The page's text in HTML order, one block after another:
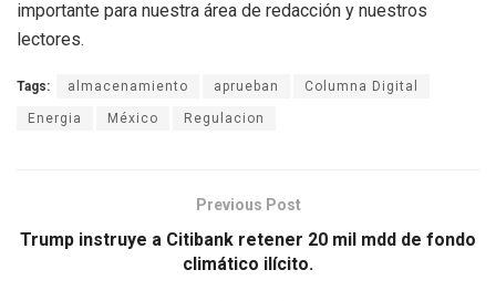
importante para nuestra área de redacción y nuestros
lectores.
Tags: almacenamiento aprueban Columna Digital
Energia México Regulacion
Previous Post
Trump instruye a Citibank retener 20 mil mdd de fondo
climático ilícito.